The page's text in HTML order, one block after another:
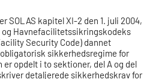
SOLAS kapitel XI-2 den 1. juli 2004,
Havnefacilitetssikringskodeks
Security Code) dannet
sikkerhedsregime for
opdelt i to sektioner, del A og del
detaljerede sikkerhedskrav for